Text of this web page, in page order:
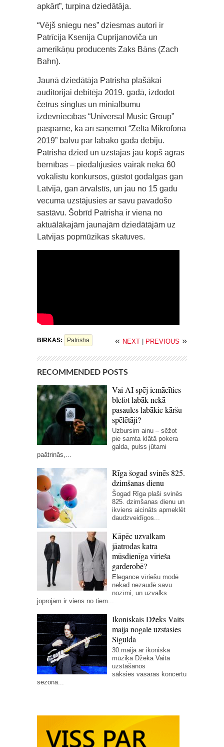
apkārt”, turpina dziedātāja.
“Vējš sniegu nes” dziesmas autori ir
Patrīcija Ksenija Cuprijanoviča un
amerikāņu producents Zaks Bāns (Zach
Bahn).
Jaunā dziedātāja Patrisha plašākai
auditorijai debitēja 2019. gadā, izdodot
četrus singlus un minialbumu
izdevniecības “Universal Music Group”
paspārnē, kā arī saņemot “Zelta Mikrofona
2019” balvu par labāko gada debiju.
Patrisha dzied un uzstājas jau kopš agras
bērnības – piedalījusies vairāk nekā 60
vokālistu konkursos, gūstot godalgas gan
Latvijā, gan ārvalstīs, un jau no 15 gadu
vecuma uzstājusies ar savu pavadošo
sastāvu. Šobrīd Patrisha ir viena no
aktuālākajām jaunajām dziedātājām uz
Latvijas popmūzikas skatuves.
BIRKAS: Patrisha « NEXT PREVIOUS »
RECOMMENDED POSTS
Vai AI spēj iemācīties
blefot labāk nekā
pasaules labākie kāršu
spēlētāji?
Uzbursim ainu – sēžot
pie samta klātā pokera
galda, pulss jūtami
paātrinās,...
Rīga šogad svinēs 825.
dzimšanas dienu
Šogad Rīga plaši svinēs
825. dzimšanas dienu un
ikviens aicināts apmeklēt
daudzveidīgos...
Kāpēc uzvalkam
jāatrodas katra
mūsdienīga vīrieša
garderobē?
Elegance vīriešu modē
nekad nezaudē savu
nozīmi, un uzvalks
joprojām ir viens no tiem...
Ikoniskais Džeks Vaits
maija nogalē uzstāsies
Siguldā
30.maijā ar ikoniskā
mūziķa Džeka Vaita
uzstāšanos
sāksies vasaras koncertu
sezona...